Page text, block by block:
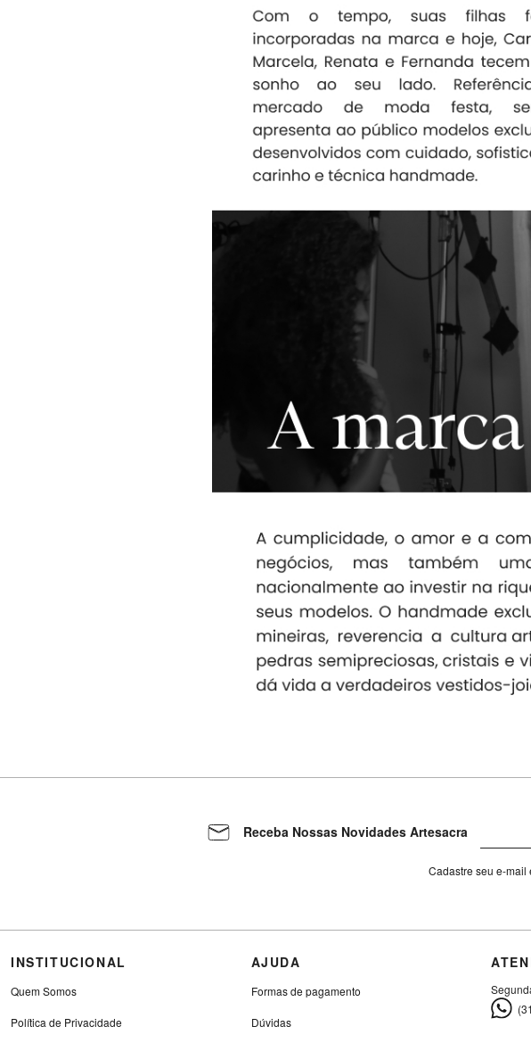
Receba Nossas Novidades Artesacra
Cadastre seu e-mail
INSTITUCIONAL
Quem Somos
Política de Privacidade
AJUDA
Formas de pagamento
Dúvidas